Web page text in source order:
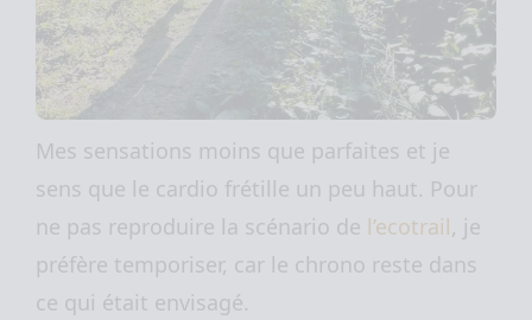
Mes sensations moins que parfaites et je
sens que le cardio frétille un peu haut. Pour
ne pas reproduire la scénario de l’ecotrail, je
préfère temporiser, car le chrono reste dans
ce qui était envisagé.